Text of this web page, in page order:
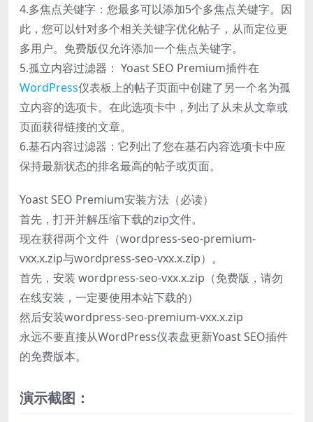
4.多焦点关键字：您最多可以添加5个多焦点关键字。因
此，您可以针对多个相关关键字优化帖子，从而定位更
多用户。免费版仅允许添加一个焦点关键字。
5.孤立内容过滤器： Yoast SEO Premium插件在
WordPress仪表板上的帖子页面中创建了另一个名为孤
立内容的选项卡。在此选项卡中，列出了从未从文章或
页面获得链接的文章。
6.基石内容过滤器：它列出了您在基石内容选项卡中应
保持最新状态的排名最高的帖子或页面。
Yoast SEO Premium安装方法（必读）
首先，打开并解压缩下载的zip文件。
现在获得两个文件（wordpress-seo-premium-
vxx.x.zip与wordpress-seo-vxx.x.zip）。
首先，安装 wordpress-seo-vxx.x.zip（免费版，请勿
在线安装，一定要使用本站下载的）
然后安装wordpress-seo-premium-vxx.x.zip
永远不要直接从WordPress仪表盘更新Yoast SEO插件
的免费版本。
演示截图：